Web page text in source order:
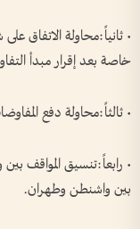
• ثانياً:محاولة الاتفاق
خاصة بعد إقرار مبدأ
• ثالثاً:محاولة دفع
• رابعاً:تنسيق المواقف
بين واشنطن وطهران.